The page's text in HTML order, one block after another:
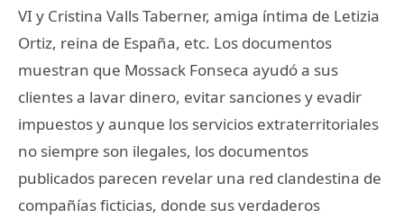
VI y Cristina Valls Taberner, amiga íntima de Letizia
Ortiz, reina de España, etc. Los documentos
muestran que Mossack Fonseca ayudó a sus
clientes a lavar dinero, evitar sanciones y evadir
impuestos y aunque los servicios extraterritoriales
no siempre son ilegales, los documentos
publicados parecen revelar una red clandestina de
compañías ficticias, donde sus verdaderos